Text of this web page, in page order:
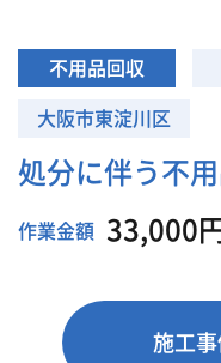
不用品回収
大阪市東淀川区
処分に伴う不
作業金額 33,000円
施工